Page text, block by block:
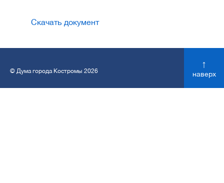
Скачать документ
© Дума города Костромы 2026
↑
наверх